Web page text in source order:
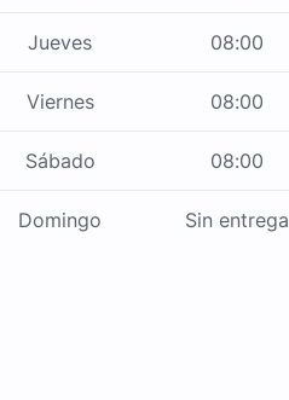
Jueves 08:00
Viernes 08:00
Sábado 08:00
Domingo Sin entrega